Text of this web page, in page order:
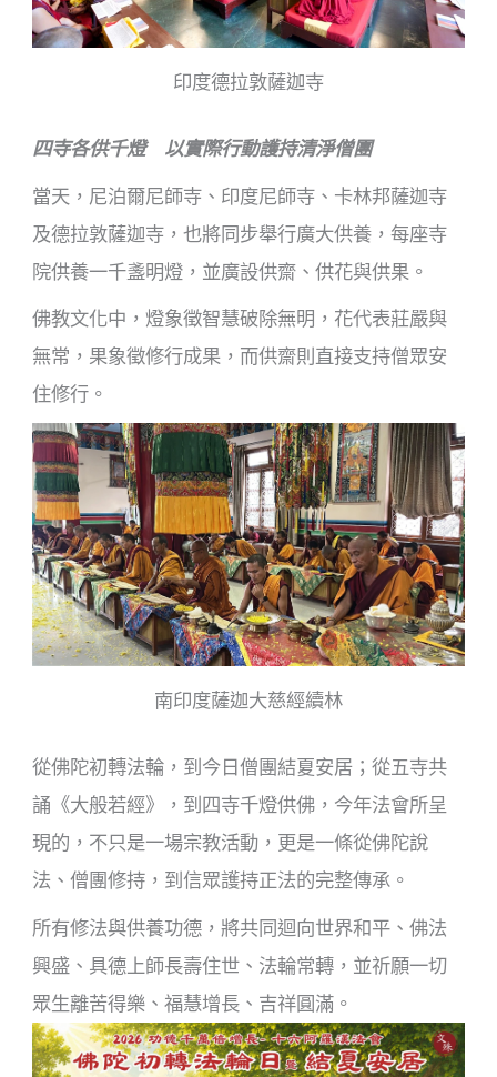
印度德拉敦薩迦寺
四寺各供千燈 以實際行動護持清淨僧團
當天，尼泊爾尼師寺、印度尼師寺、卡林邦薩迦寺
及德拉敦薩迦寺，也將同步舉行廣大供養，每座寺
院供養一千盞明燈，並廣設供齋、供花與供果。
佛教文化中，燈象徵智慧破除無明，花代表莊嚴與
無常，果象徵修行成果，而供齋則直接支持僧眾安
住修行。
南印度薩迦大慈經續林
從佛陀初轉法輪，到今日僧團結夏安居；從五寺共
誦《大般若經》，到四寺千燈供佛，今年法會所呈
現的，不只是一場宗教活動，更是一條從佛陀說
法、僧團修持，到信眾護持正法的完整傳承。
所有修法與供養功德，將共同迴向世界和平、佛法
興盛、具德上師長壽住世、法輪常轉，並祈願一切
眾生離苦得樂、福慧增長、吉祥圓滿。